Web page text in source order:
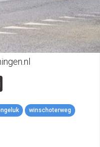
winschoterweg